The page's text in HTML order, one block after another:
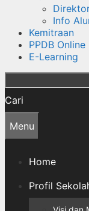
Info
Kemitraan
PPDB Online
E-Learning
Cari
Menu
Home
Profil